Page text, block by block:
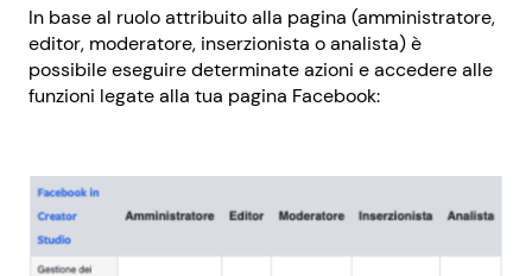
In base al ruolo attribuito alla pagina (amministratore,
editor, moderatore, inserzionista o analista) è
possibile eseguire determinate azioni e accedere alle
funzioni legate alla tua pagina Facebook: